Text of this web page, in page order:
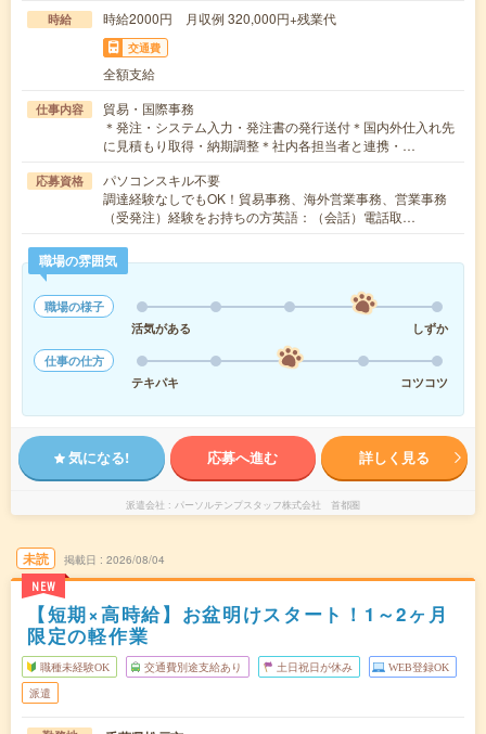
時給 時給2000円 月収例 320,000円+残業代
交通費
全額支給
仕事内容
貿易・国際事務
＊発注・システム入力・発注書の発行送付＊国内外仕入れ先
に見積もり取得・納期調整＊社内各担当者と連携・…
応募資格
パソコンスキル不要
調達経験なしでもOK！貿易事務、海外営業事務、営業事務
（受発注）経験をお持ちの方英語：（会話）電話取…
職場の雰囲気
職場の様子
活気がある
しずか
仕事の仕方
テキパキ
コツコツ
気になる! 応募へ進む 詳しく見る
派遣会社 パーソルテンプスタッフ株式会社 首都圏
未読
NEW
掲載日 2026/08/04
【短期×高時給】お盆明けスタート！1～2ヶ月
限定の軽作業
職種未経験OK 交通費別途支給あり 土日祝日が休み WEB登録OK
派遣